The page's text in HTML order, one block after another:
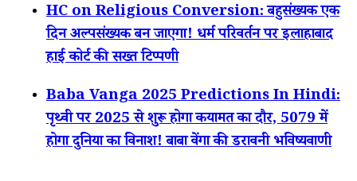
HC on Religious Conversion: बहुसंख्यक एक
दिन अल्पसंख्यक बन जाएगा! धर्म परिवर्तन पर इलाहाबाद
हाई कोर्ट की सख्त टिप्पणी
Baba Vanga 2025 Predictions In Hindi:
पृथ्वी पर 2025 से शुरू होगा कयामत का दौर, 5079 में
होगा दुनिया का विनाश! बाबा वेंगा की डरावनी भविष्यवाणी